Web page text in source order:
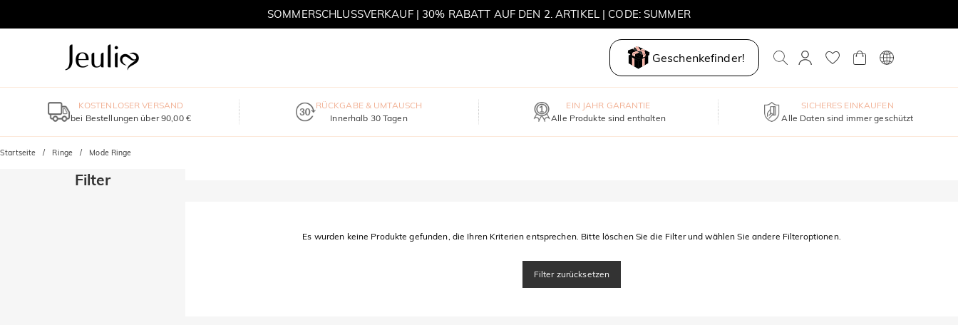
SOMMERSCHLUSSVERKAUF | 30% RABATT AUF DEN 2. ARTIKEL | CODE: SUMMER
Geschenkefinder!
KOSTENLOSER VERSAND
bei Bestellungen über 90,00 €
RÜCKGABE & UMTAUSCH
Innerhalb 30 Tagen
EIN JAHR GARANTIE
Alle Produkte sind enthalten
SICHERES EINKAUFEN
Alle Daten sind immer geschützt
Startseite Ringe Mode Ringe
Filter
Es wurden keine Produkte gefunden, die Ihren Kriterien entsprechen. Bitte löschen Sie die Filter und wählen Sie andere Filteroptionen.
Filter zurücksetzen